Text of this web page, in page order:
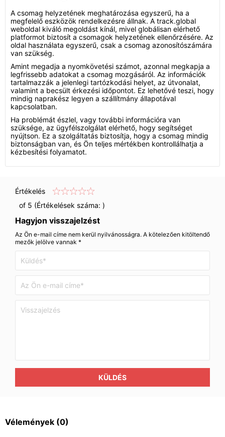
A csomag helyzetének meghatározása egyszerű, ha a
megfelelő eszközök rendelkezésre állnak. A track.global
weboldal kiváló megoldást kínál, mivel globálisan elérhető
platformot biztosít a csomagok helyzetének ellenőrzésére. Az
oldal használata egyszerű, csak a csomag azonosítószámára
van szükség.
Amint megadja a nyomkövetési számot, azonnal megkapja a
legfrissebb adatokat a csomag mozgásáról. Az információk
tartalmazzák a jelenlegi tartózkodási helyet, az útvonalat,
valamint a becsült érkezési időpontot. Ez lehetővé teszi, hogy
mindig naprakész legyen a szállítmány állapotával
kapcsolatban.
Ha problémát észlel, vagy további információra van
szüksége, az ügyfélszolgálat elérhető, hogy segítséget
nyújtson. Ez a szolgáltatás biztosítja, hogy a csomag mindig
biztonságban van, és Ön teljes mértékben kontrollálhatja a
kézbesítési folyamatot.
Értékelés
of 5 (Értékelések száma: )
Hagyjon visszajelzést
Az Ön e-mail címe nem kerül nyilvánosságra. A kötelezően kitöltendő
mezők jelölve vannak *
KÜLDÉS
Vélemények (0)